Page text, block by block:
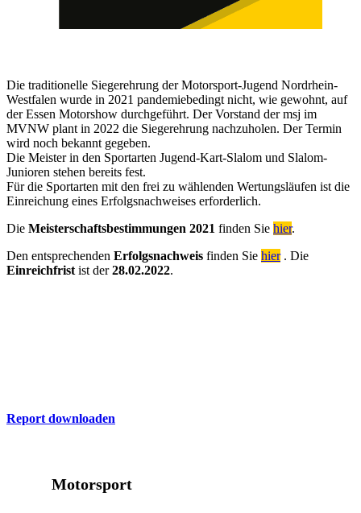
Die traditionelle Siegerehrung der Motorsport-Jugend Nordrhein-
Westfalen wurde in 2021 pandemiebedingt nicht, wie gewohnt, auf
der Essen Motorshow durchgeführt. Der Vorstand der msj im
MVNW plant in 2022 die Siegerehrung nachzuholen. Der Termin
wird noch bekannt gegeben.
Die Meister in den Sportarten Jugend-Kart-Slalom und Slalom-
Junioren stehen bereits fest.
Für die Sportarten mit den frei zu wählenden Wertungsläufen ist die
Einreichung eines Erfolgsnachweises erforderlich.
Die Meisterschaftsbestimmungen 2021 finden Sie hier.
Den entsprechenden Erfolgsnachweis finden Sie hier. Die
Einreichfrist ist der28.02.2022.
Report downloaden
Motorsport